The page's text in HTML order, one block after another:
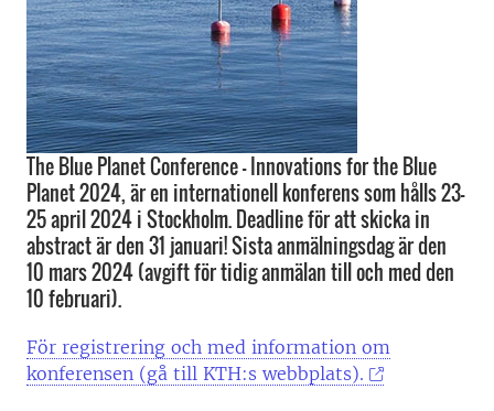
The Blue Planet Conference - Innovations for the Blue
Planet 2024, är en internationell konferens som hålls 23-
25 april 2024 i Stockholm. Deadline för att skicka in
abstract är den 31 januari! Sista anmälningsdag är den
10 mars 2024 (avgift för tidig anmälan till och med den
10 februari).
För registrering och med information om
konferensen (gå till KTH:s webbplats).